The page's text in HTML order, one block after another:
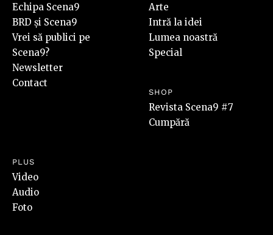
Echipa Scena9
BRD și Scena9
Vrei să publici pe
Scena9?
Newsletter
Contact
Arte
Intră la idei
Lumea noastră
Special
SHOP
Revista Scena9 #7
Cumpără
PLUS
Video
Audio
Foto